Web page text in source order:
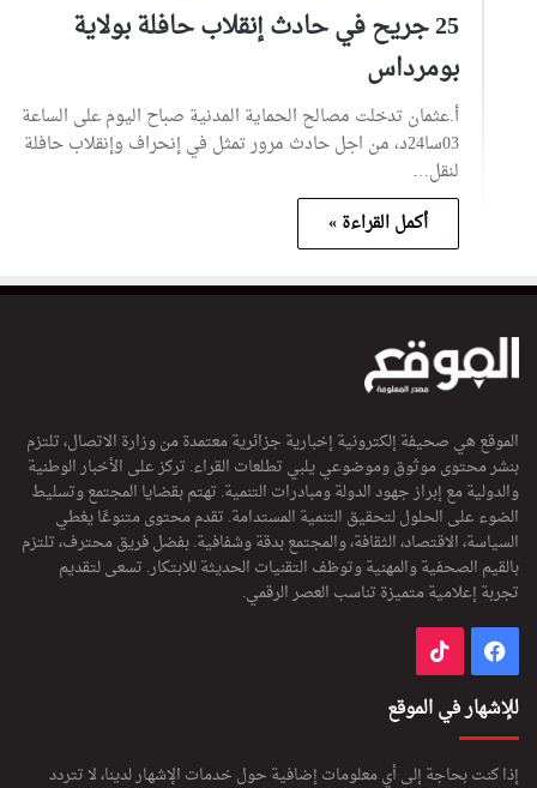
25 جريح في حادث إنقلاب حافلة بولاية
بومرداس
أ.عثمان تدخلت مصالح الحماية المدنية صباح اليوم على الساعة
03سا24د، من اجل حادث مرور تمثل في إنحراف وإنقلاب حافلة
لنقل…
أكمل القراءة »
الموقع هي صحيفة إلكترونية إخبارية جزائرية معتمدة من وزارة الاتصال، تلتزم
بنشر محتوى موثوق وموضوعي يلبي تطلعات القراء. تركز على الأخبار الوطنية
والدولية مع إبراز جهود الدولة ومبادرات التنمية. تهتم بقضايا المجتمع وتسليط
الضوء على الحلول لتحقيق التنمية المستدامة. تقدم محتوى متنوعًا يغطي
السياسة، الاقتصاد، الثقافة، والمجتمع بدقة وشفافية. بفضل فريق محترف، تلتزم
بالقيم الصحفية والمهنية وتوظف التقنيات الحديثة للابتكار. تسعى لتقديم
تجربة إعلامية متميزة تناسب العصر الرقمي.
فيسبوك
للإشهار في الموقع
إذا كنت بحاجة إلى أي معلومات إضافية حول خدمات الإشهار لدينا، لا تتردد